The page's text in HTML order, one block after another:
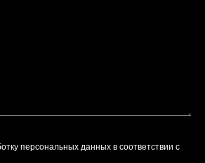
персональных данных в соответствии с